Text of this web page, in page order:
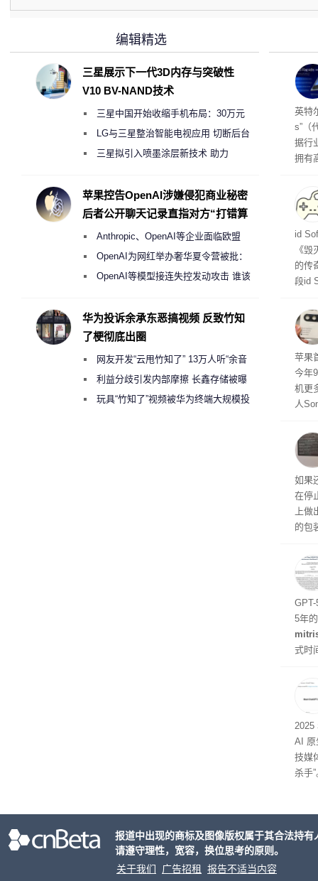
256
英特
s”（
据行
拥有
务
战
id
《
的传
段id
苹果
今年
机更
人
蓝
ra的
生产
如果
在停
上
的包
初
题
5年
式时
2025
AI 原
技媒
杀手
编辑精选
三星展示下一代3D内存与突破性
V10 BV-NAND技术
三星中国开始收缩手机布局：30万元
月销售额不达标门店 将被逐步清退
LG与三星整治智能电视应用 切断后台
偷偷共享带宽的违规行为
三星拟引入喷墨涂层新技术 助力
度
苹果控告OpenAI涉嫌侵犯商业秘密
后者公开聊天记录直指对方“打错算
Anthropic、OpenAI等企业面临欧盟
《人工智能法案》全新执法权限审查
OpenAI为网红举办奢华夏令营被批：
2000美元一晚 遭讽“反乌托邦”
OpenAI等模型接连失控发动攻击 谁该
华为投诉余承东恶搞视频 反致竹知
了梗彻底出圈
网友开发“云甩竹知了” 13万人听“余音
绕梁”利益分歧引发内部摩擦 长鑫存储被曝
曾将华为驻场工程师驱逐出研发基地
玩具“竹知了”视频被华为终端大规模投
报道中出现的商标及图像版权属于其合法持
请遵守理性，宽容，换位思考的原则。
关于我们
广告招租
报告不适当内容